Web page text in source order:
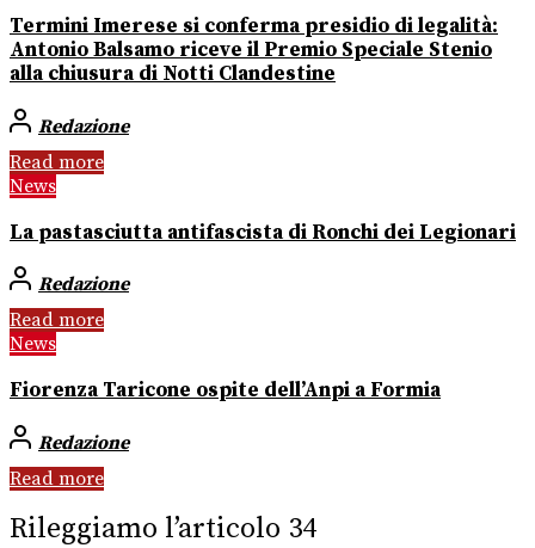
Termini Imerese si conferma presidio di legalità:
Antonio Balsamo riceve il Premio Speciale Stenio
alla chiusura di Notti Clandestine
Redazione
Read more
News
La pastasciutta antifascista di Ronchi dei Legionari
Redazione
Read more
News
Fiorenza Taricone ospite dell’Anpi a Formia
Redazione
Read more
Rileggiamo l’articolo 34